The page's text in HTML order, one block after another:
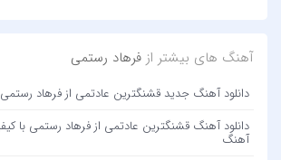
آهنگ های بیشتر از فرهاد رستمی
دانلود آهنگ جدید قشنگترین عادتمی از فرهاد رستمی
آهنگ